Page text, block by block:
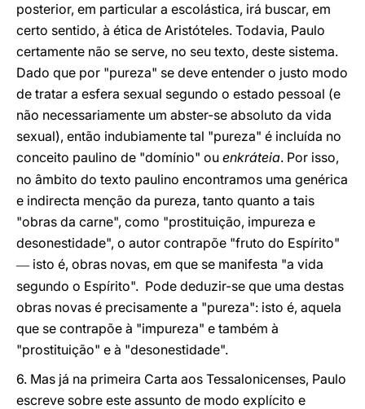
posterior, em particular a escolástica, irá buscar, em
certo sentido, à ética de Aristóteles. Todavia, Paulo
certamente não se serve, no seu texto, deste sistema.
Dado que por "pureza" se deve entender o justo modo
de tratar a esfera sexual segundo o estado pessoal (e
não necessariamente um abster-se absoluto da vida
sexual), então indubiamente tal "pureza" é incluída no
conceito paulino de "domínio" ou enkráteia. Por isso,
no âmbito do texto paulino encontramos uma genérica
e indirecta menção da pureza, tanto quanto a tais
"obras da carne", como "prostituição, impureza e
desonestidade", o autor contrapõe "fruto do Espírito"
— isto é, obras novas, em que se manifesta "a vida
segundo o Espírito". Pode deduzir-se que uma destas
obras novas é precisamente a "pureza": isto é, aquela
que se contrapõe à "impureza" e também à
"prostituição" e à "desonestidade".
6. Mas já na primeira Carta aos Tessalonicenses, Paulo
escreve sobre este assunto de modo explícito e